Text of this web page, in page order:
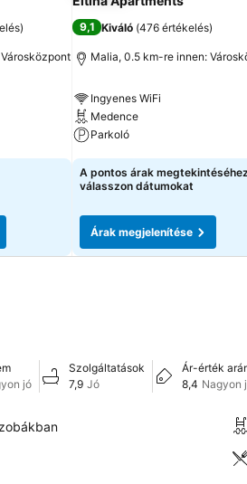
) 9,1 Kiváló (476 értékelés)
Malia, 0.5 km-re innen:
Ingyenes WiFi
Medence
Parkoló
Árak megjelenítése
A pontos árak megtekintéséhez
válasszon dátumokat
Árak megjelenítése
jó
Szolgáltatások
7,9 Jó
Ár-érték
8,4 Nagyon